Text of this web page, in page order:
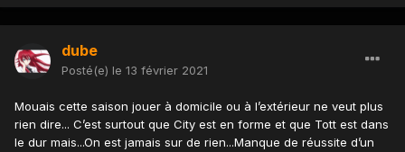
dube
Posté(e) le 13 février 2021
Mouais cette saison jouer à domicile ou à l’extérieur ne veut plus
rien dire... C’est surtout que City est en forme et que Tott est dans
le dur mais...On est jamais sur de rien...Manque de réussite d’un